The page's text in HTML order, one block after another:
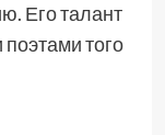
Его талант
того